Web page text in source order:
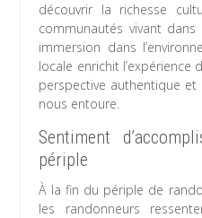
découvrir la richesse
communautés vivant
immersion dans
locale enrichit
perspective authentique
nous entoure.
Sentiment
périple
À la fin du périple de
les randonneurs